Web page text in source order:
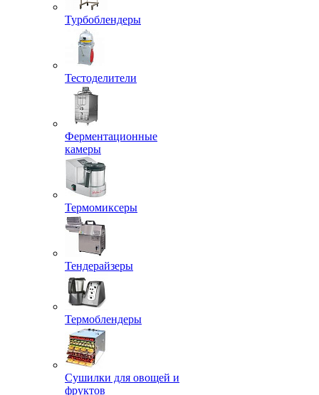
Турбоблендеры
Тестоделители
Ферментационные
камеры
Термомиксеры
Тендерайзеры
Термоблендеры
Сушилки для овощей и
фруктов